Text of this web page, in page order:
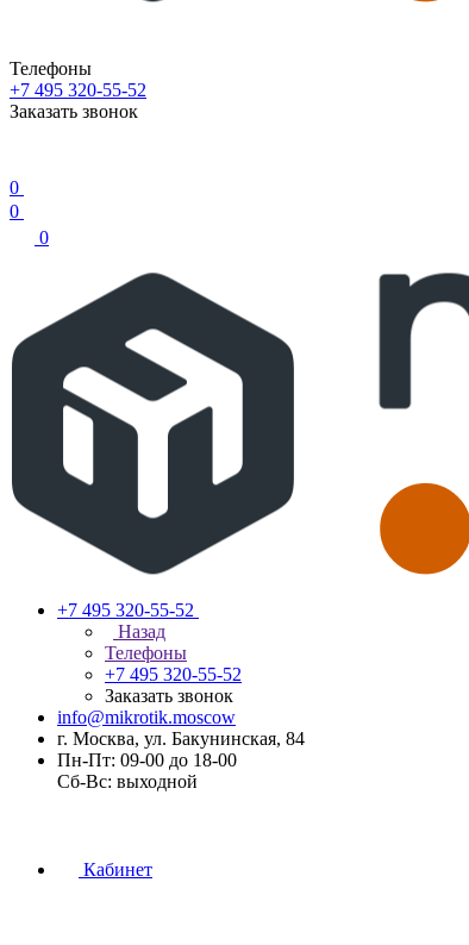
Телефоны
+7 495 320-55-52
Заказать звонок
0
0
0
+7 495 320-55-52
Назад
Телефоны
+7 495 320-55-52
Заказать звонок
info@mikrotik.moscow
г. Москва, ул. Бакунинская, 84
Пн-Пт: 09-00 до 18-00
Сб-Вс: выходной
Кабинет